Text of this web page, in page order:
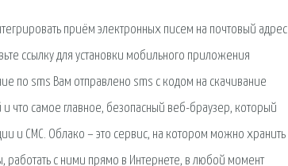
приём электронных писем на почтовый адрес
ссылку для установки мобильного приложения
по sms Вам отправлено sms с кодом на скачивание
что самое главное, безопасный веб-браузер, который
и СМС. Облако – это сервис, на котором можно хранить
работать с ними прямо в Интернете, в любой момент